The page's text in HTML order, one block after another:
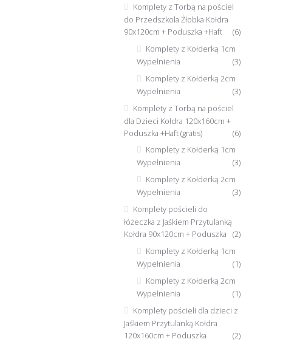
Komplety z Torbą na pościel
do Przedszkola Żłobka Kołdra
90x120cm + Poduszka +Haft
(6)
Komplety z Kołderką 1cm
Wypełnienia
(3)
Komplety z Kołderką 2cm
Wypełnienia
(3)
Komplety z Torbą na pościel
dla Dzieci Kołdra 120x160cm +
Poduszka +Haft (gratis)
(6)
Komplety z Kołderką 1cm
Wypełnienia
(3)
Komplety z Kołderką 2cm
Wypełnienia
(3)
Komplety pościeli do
łóżeczka z Jaśkiem Przytulanką
Kołdra 90x120cm + Poduszka
(2)
Komplety z Kołderką 1cm
Wypełnienia
(1)
Komplety z Kołderką 2cm
Wypełnienia
(1)
Komplety pościeli dla dzieci z
Jaśkiem Przytulanką Kołdra
120x160cm + Poduszka
(2)